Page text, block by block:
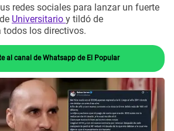
redes sociales para lanzar un fuerte
Universitario y tildó de
todos los directivos.
al canal de Whatsapp de El Popular